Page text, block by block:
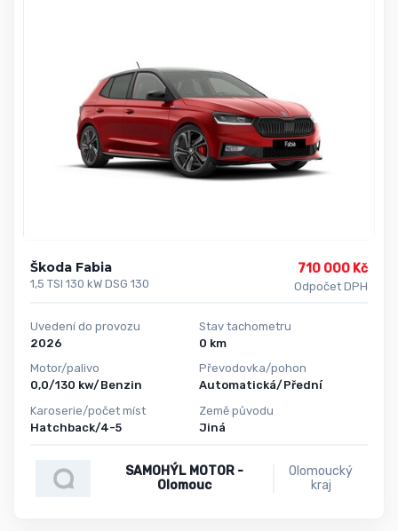
Škoda Fabia
1,5 TSI 130 kW DSG 130
710 000 Kč
Odpočet DPH
Uvedení do provozu
2026
Motor/palivo
0,0/130 kw/Benzin
Karoserie/počet míst
Hatchback/4-5
Stav tachometru
0 km
Převodovka/pohon
Automatická/Přední
Země původu
Jiná
SAMOHÝL MOTOR -
Olomouc
Olomoucký
kraj